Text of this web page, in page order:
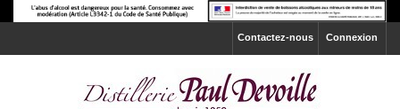
Connexion
Contactez-nous